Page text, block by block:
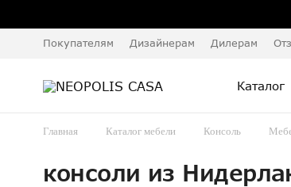
Покупателям Дизайнерам Дилерам
Каталог
Главная Каталог мебели Консоль
консоли из